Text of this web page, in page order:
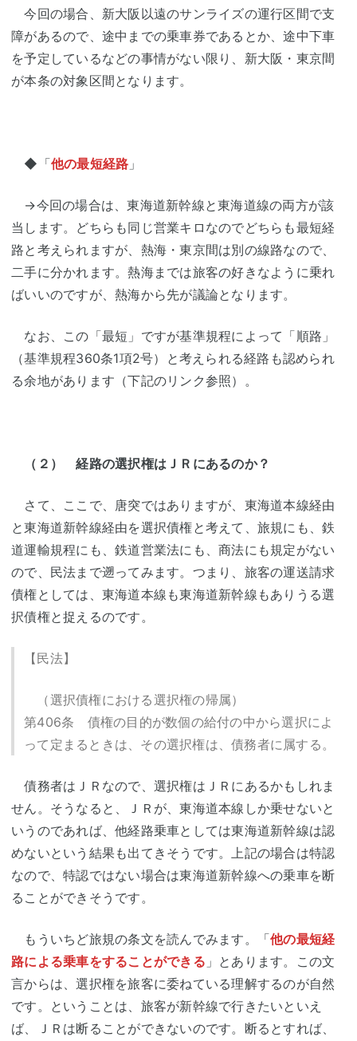
今回の場合、新大阪以遠のサンライズの運行区間で支
障があるので、途中までの乗車券であるとか、途中下車
を予定しているなどの事情がない限り、新大阪・東京間
が本条の対象区間となります。
◆「他の最短経路 」
→今回の場合は、東海道新幹線と東海道線の両方が該
当します。どちらも同じ営業キロなのでどちらも最短経
路と考えられますが、熱海・東京間は別の線路なので、
二手に分かれます。熱海までは旅客の好きなように乗れ
ばいいのですが、熱海から先が議論となります。
なお、この「最短」ですが基準規程によって「順路」
（基準規程360条1項2号）と考えられる経路も認められ
る余地があります（下記のリンク参照）。
（２） 経路の選択権はＪＲにあるのか？
さて、ここで、唐突ではありますが、東海道本線経由
と東海道新幹線経由を選択債権と考えて、旅規にも、鉄
道運輸規程にも、鉄道営業法にも、商法にも規定がない
ので、民法まで遡ってみます。つまり、旅客の運送請求
債権としては、東海道本線も東海道新幹線もありうる選
択債権と捉えるのです。
【民法】
（選択債権における選択権の帰属）
第406条 債権の目的が数個の給付の中から選択によ
って定まるときは、その選択権は、債務者に属する。
債務者はＪＲなので、選択権はＪＲにあるかもしれま
せん。そうなると、ＪＲが、東海道本線しか乗せないと
いうのであれば、他経路乗車としては東海道新幹線は認
めないという結果も出てきそうです。上記の場合は特認
なので、特認ではない場合は東海道新幹線への乗車を断
ることができそうです。
もういちど旅規の条文を読んでみます。「他の最短経
路による乗車をすることができる 」とあります。この文
言からは、選択権を旅客に委ねている理解するのが自然
です。ということは、旅客が新幹線で行きたいといえ
ば、ＪＲは断ることができないのです。断るとすれば、